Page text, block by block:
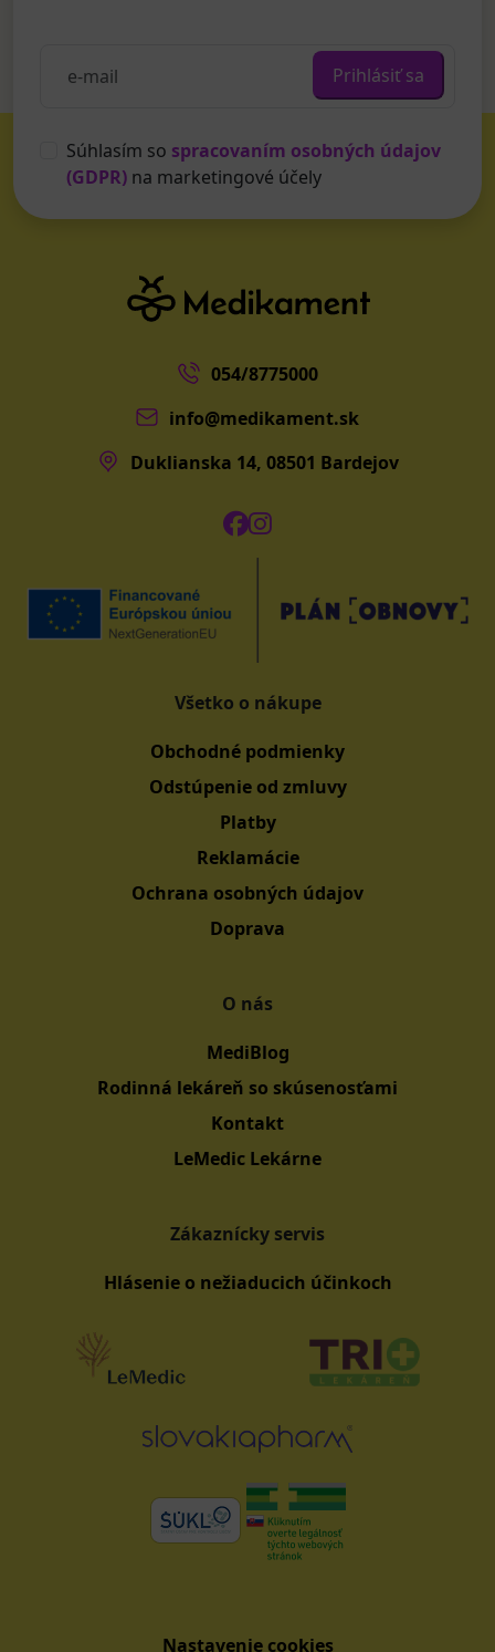
Prihlásiť sa
Súhlasím so spracovaním osobných údajov
(GDPR) na marketingové účely
054/8775000
info@medikament.sk
Duklianska 14, 08501 Bardejov
Všetko o nákupe
Obchodné podmienky
Odstúpenie od zmluvy
Platby
Reklamácie
Ochrana osobných údajov
Doprava
O nás
MediBlog
Rodinná lekáreň so skúsenosťami
Kontakt
LeMedic Lekárne
Zákaznícky servis
Hlásenie o nežiaducich účinkoch
Nastavenie cookies